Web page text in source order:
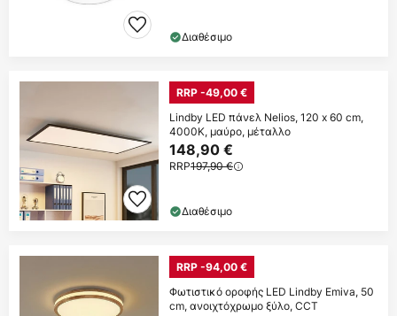
Διαθέσιμο
RRP -49,00 €
Lindby LED πάνελ Nelios, 120 x 60 cm,
4000K, μαύρο, μέταλλο
148,90 €
RRP197,90 €
Διαθέσιμο
RRP -94,00 €
Φωτιστικό οροφής LED Lindby Emiva, 50
cm, ανοιχτόχρωμο ξύλο, CCT